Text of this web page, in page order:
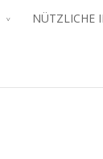
NÜTZLICHE